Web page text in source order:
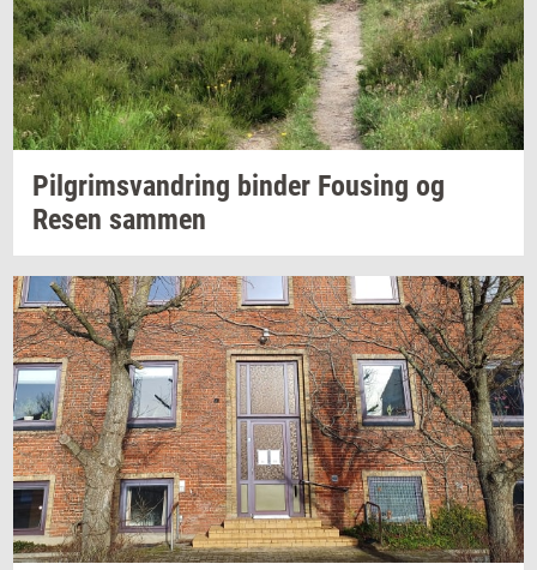
Pil­grims­van­dring bin­der Fou­sing og
Resen sam­men